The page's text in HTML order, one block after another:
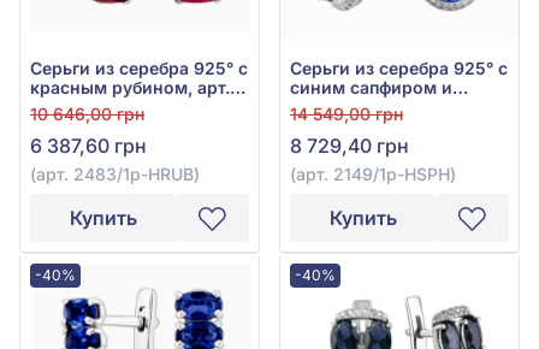
Серьги из серебра 925° с
красным рубином, арт.
2483/1р-HRUB
10 646,00 грн
6 387,60 грн
(арт. 2483/1р-HRUB)
Купить
Серьги из серебра 925° с
синим сапфиром и
фианитом, арт. 2149/1р-
HSPH
14 549,00 грн
8 729,40 грн
(арт. 2149/1р-HSPH)
Купить
-40% -40%